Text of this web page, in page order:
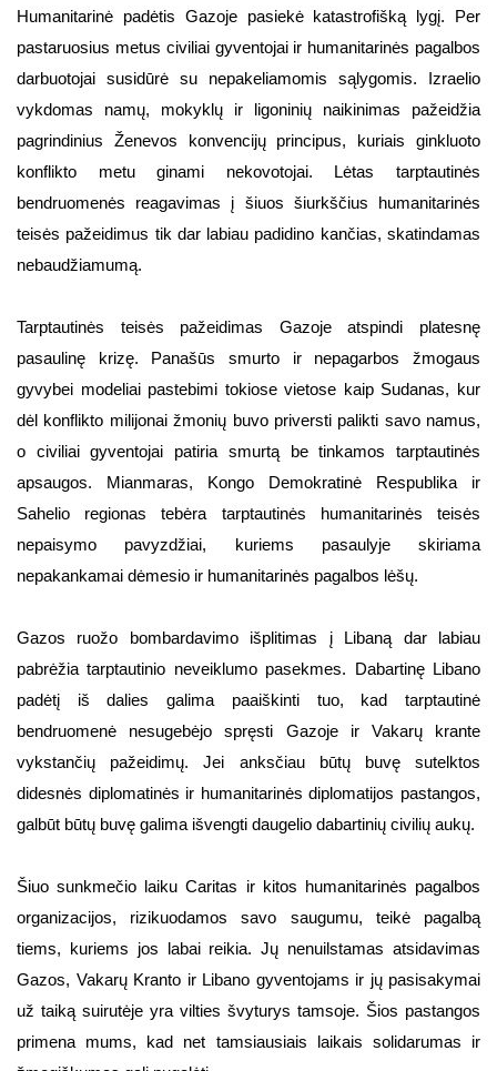
Humanitarinė padėtis Gazoje pasiekė katastrofišką lygį. Per
pastaruosius metus civiliai gyventojai ir humanitarinės pagalbos
darbuotojai susidūrė su nepakeliamomis sąlygomis. Izraelio
vykdomas namų, mokyklų ir ligoninių naikinimas pažeidžia
pagrindinius Ženevos konvencijų principus, kuriais ginkluoto
konflikto metu ginami nekovotojai. Lėtas tarptautinės
bendruomenės reagavimas į šiuos šiurkščius humanitarinės
teisės pažeidimus tik dar labiau padidino kančias, skatindamas
nebaudžiamumą.
Tarptautinės teisės pažeidimas Gazoje atspindi platesnę
pasaulinę krizę. Panašūs smurto ir nepagarbos žmogaus
gyvybei modeliai pastebimi tokiose vietose kaip Sudanas, kur
dėl konflikto milijonai žmonių buvo priversti palikti savo namus,
o civiliai gyventojai patiria smurtą be tinkamos tarptautinės
apsaugos. Mianmaras, Kongo Demokratinė Respublika ir
Sahelio regionas tebėra tarptautinės humanitarinės teisės
nepaisymo pavyzdžiai, kuriems pasaulyje skiriama
nepakankamai dėmesio ir humanitarinės pagalbos lėšų.
Gazos ruožo bombardavimo išplitimas į Libaną dar labiau
pabrėžia tarptautinio neveiklumo pasekmes. Dabartinę Libano
padėtį iš dalies galima paaiškinti tuo, kad tarptautinė
bendruomenė nesugebėjo spręsti Gazoje ir Vakarų krante
vykstančių pažeidimų. Jei anksčiau būtų buvę sutelktos
didesnės diplomatinės ir humanitarinės diplomatijos pastangos,
galbūt būtų buvę galima išvengti daugelio dabartinių civilių aukų.
Šiuo sunkmečio laiku Caritas ir kitos humanitarinės pagalbos
organizacijos, rizikuodamos savo saugumu, teikė pagalbą
tiems, kuriems jos labai reikia. Jų nenuilstamas atsidavimas
Gazos, Vakarų Kranto ir Libano gyventojams ir jų pasisakymai
už taiką suirutėje yra vilties švyturys tamsoje. Šios pastangos
primena mums, kad net tamsiausiais laikais solidarumas ir